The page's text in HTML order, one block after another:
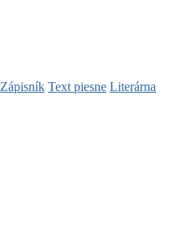
Zápisník Text piesne Literárna